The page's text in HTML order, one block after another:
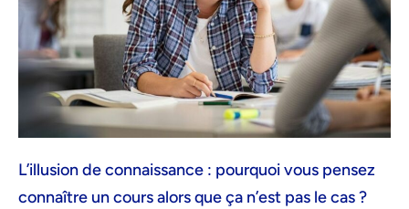
L’illusion de connaissance : pourquoi vous pensez
connaître un cours alors que ça n’est pas le cas ?